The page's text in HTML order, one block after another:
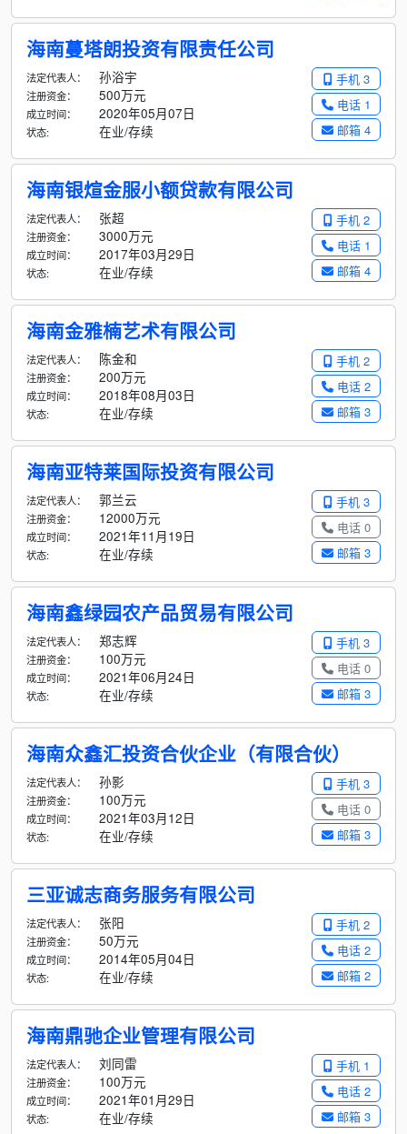
海南蔓塔朗投资有限责任公司
手机 3
电话 1
邮箱 4
法定代表人： 孙浴宇
注册资金： 500万元
成立时间： 2020年05月07日
状态: 在业/存续
海南银煊金服小额贷款有限公司
手机 2
电话 1
邮箱 4
法定代表人： 张超
注册资金： 3000万元
成立时间： 2017年03月29日
状态: 在业/存续
海南金雅楠艺术有限公司
手机 2
电话 2
邮箱 3
法定代表人： 陈金和
注册资金： 200万元
成立时间： 2018年08月03日
状态: 在业/存续
海南亚特莱国际投资有限公司
手机 3
电话 0
邮箱 3
法定代表人： 郭兰云
注册资金： 12000万元
成立时间： 2021年11月19日
状态: 在业/存续
海南鑫绿园农产品贸易有限公司
手机 3
电话 0
邮箱 3
法定代表人： 郑志辉
注册资金： 100万元
成立时间： 2021年06月24日
状态: 在业/存续
海南众鑫汇投资合伙企业（有限合伙）
手机 3
电话 0
邮箱 3
法定代表人： 孙影
注册资金： 100万元
成立时间： 2021年03月12日
状态: 在业/存续
三亚诚志商务服务有限公司
手机 2
电话 2
邮箱 2
法定代表人： 张阳
注册资金： 50万元
成立时间： 2014年05月04日
状态: 在业/存续
海南鼎驰企业管理有限公司
手机 1
电话 2
邮箱 3
法定代表人： 刘同雷
注册资金： 100万元
成立时间： 2021年01月29日
状态: 在业/存续